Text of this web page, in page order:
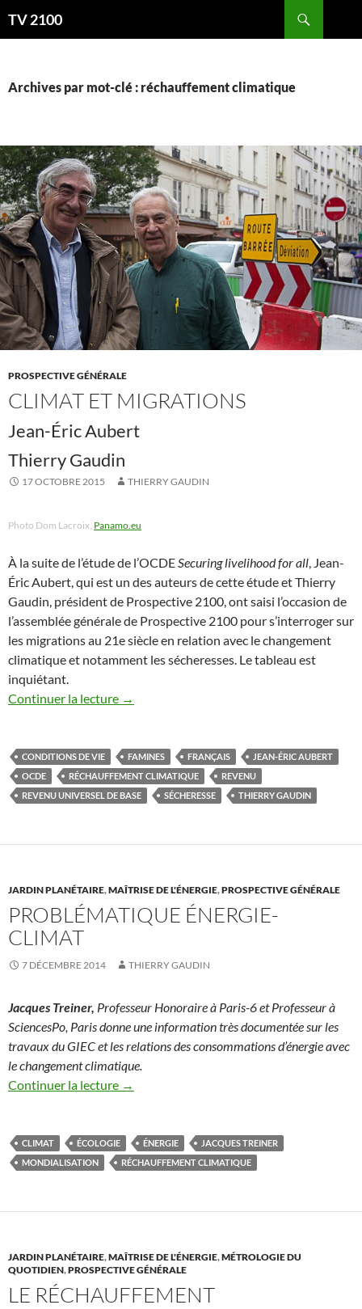
auTV 2100
Archives par mot-clé : réchauffement climatique
PROSPECTIVE GÉNÉRALE
CLIMAT ET MIGRATIONS
Jean-Éric Aubert
Thierry Gaudin
17 OCTOBRE 2015 THIERRY GAUDIN
Photo Dom Lacroix, Panamo.eu
À la suite de l’étude de l’OCDESecuring livelihood for all, Jean-
Éric Aubert, qui est un des auteurs de cette étude et Thierry
Gaudin, président de Prospective 2100, ont saisi l’occasion de
l’assemblée générale de Prospective 2100 pour s’interroger sur
les migrations au 21e siècle en relation avec le changement
climatique et notamment les sécheresses. Le tableau est
inquiétant.
Continuer la lecture →
CONDITIONS DE VIE FAMINES FRANÇAIS
JEAN-ÉRIC AUBERT
OCDE
RÉCHAUFFEMENT CLIMATIQUE
REVENU
REVENU UNIVERSEL DE BASE
SÉCHERESSE THIERRY GAUDIN
JARDIN PLANÉTAIRE,MAÎTRISE DE L'ÉNERGIE,PROSPECTIVE GÉNÉRALE
PROBLÉMATIQUE ÉNERGIE-
CLIMAT
7 DÉCEMBRE 2014 THIERRY GAUDIN
Jacques Treiner, Professeur Honoraire à Paris-6 et Professeur à
SciencesPo, Paris donne une information très documentée sur les
travaux du GIEC et les relations des consommations d’énergie avec
le changement climatique.
Continuer la lecture →
CLIMAT ÉCOLOGIE ÉNERGIE
JACQUES TREINER
MONDIALISATION
RÉCHAUFFEMENT CLIMATIQUE
JARDIN PLANÉTAIRE,MAÎTRISE DE L'ÉNERGIE,MÉTROLOGIE DU
QUOTIDIEN,PROSPECTIVE GÉNÉRALE
LE RÉCHAUFFEMENT